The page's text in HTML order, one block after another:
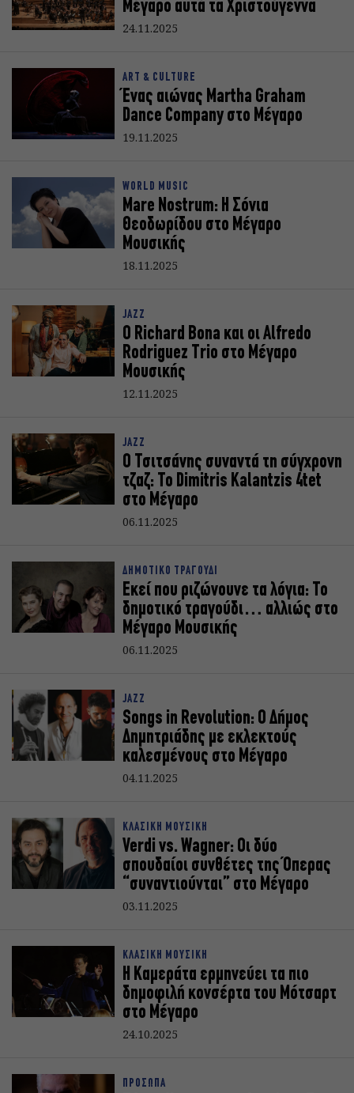
Μέγαρο αυτά τα Χριστούγεννα
24.11.2025
ART & CULTURE
Ένας αιώνας Martha Graham
Dance Company στο Μέγαρο
19.11.2025
WORLD MUSIC
Mare Nostrum: Η Σόνια
Θεοδωρίδου στο Μέγαρο
Μουσικής
18.11.2025
JAZZ
Ο Richard Bona και οι Alfredo
Rodriguez Trio στο Μέγαρο
Μουσικής
12.11.2025
JAZZ
Ο Τσιτσάνης συναντά τη σύγχρονη
τζαζ: Το Dimitris Kalantzis 4tet
στο Μέγαρο
06.11.2025
ΔΗΜΟΤΙΚΟ ΤΡΑΓΟΥΔΙ
Εκεί που ριζώνουνε τα λόγια: Το
δημοτικό τραγούδι… αλλιώς στο
Μέγαρο Μουσικής
06.11.2025
JAZZ
Songs in Revolution: Ο Δήμος
Δημητριάδης με εκλεκτούς
καλεσμένους στο Μέγαρο
04.11.2025
ΚΛΑΣΙΚΗ ΜΟΥΣΙΚΗ
Verdi vs. Wagner: Οι δύο
σπουδαίοι συνθέτες της Όπερας
“συναντιούνται” στο Μέγαρο
03.11.2025
ΚΛΑΣΙΚΗ ΜΟΥΣΙΚΗ
Η Καμεράτα ερμηνεύει τα πιο
δημοφιλή κονσέρτα του Μότσαρτ
στο Μέγαρο
24.10.2025
ΠΡΟΣΩΠΑ